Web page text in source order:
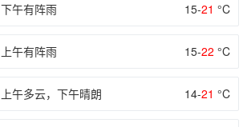
下午有阵雨 15-21 °C
上午有阵雨 15-22 °C
上午多云，下午晴朗 14-21 °C